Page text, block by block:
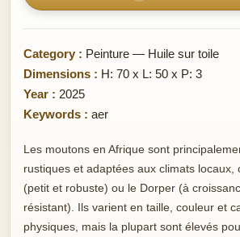
Category : Peinture — Huile sur toile
Dimensions : H: 70 x L: 50 x P: 3
Year : 2025
Keywords : aer
Les moutons en Afrique sont
rustiques et adaptées aux climats locaux,
(petit et robuste) ou le Dorper (à
résistant). Ils varient en taille, couleur et
physiques, mais la plupart sont élevés